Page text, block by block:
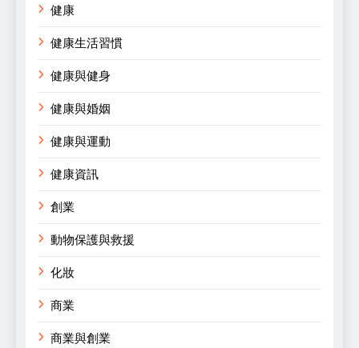
健康
健康生活習慣
健康與健身
健康與婚姻
健康與運動
健康資訊
創業
動物保護與救援
化妝
商業
商業與創業